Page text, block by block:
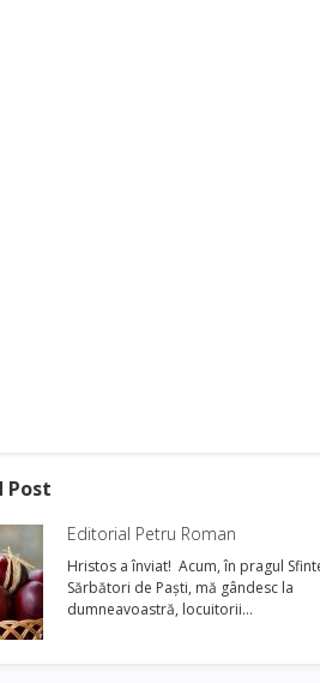
Post
Editorial Petru Roman
Hristos a înviat! Acum, în pragul
Sărbători de Paşti, mă gândesc la
dumneavoastră, locuitorii…